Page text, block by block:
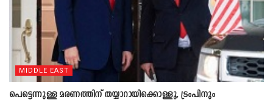
MIDDLE EAST
പെട്ടെന്നുള്ള മരണത്തിന് തയ്യാറായിക്കൊള്ളൂ, ട്രംപിനും